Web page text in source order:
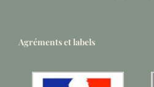
Agréments et labels